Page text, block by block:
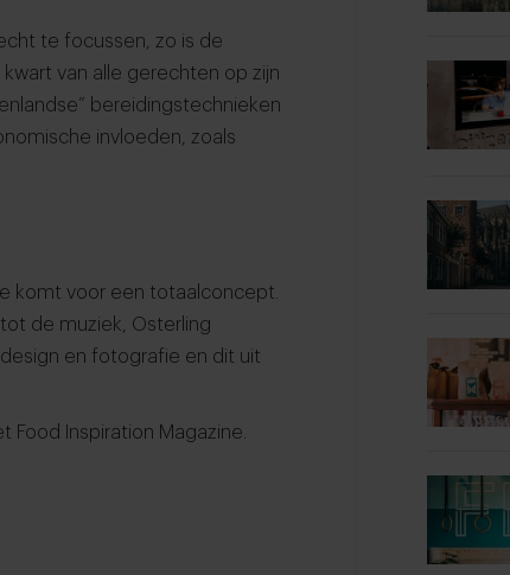
te focussen, zo is de
van alle gerechten op zijn
bereidingstechnieken
invloeden, zoals
komt voor een totaalconcept.
de muziek, Osterling
en fotografie en dit uit
Food Inspiration Magazine.